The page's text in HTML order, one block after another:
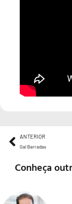
ANTERIOR
Gal Barradas
Conheça